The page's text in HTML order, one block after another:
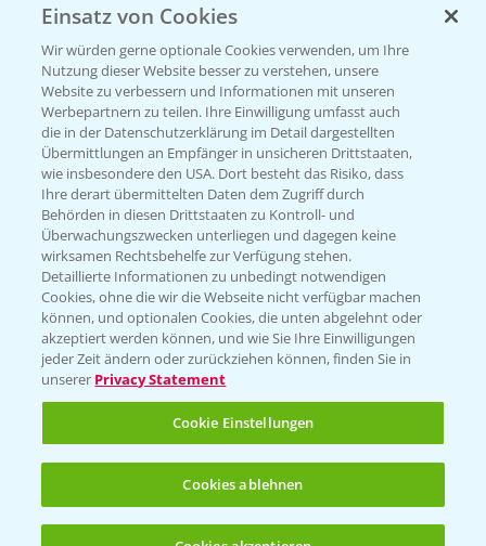
Beratung auf WhatsApp
T.+49 (0)174 346 564 1
KONTAKT
Hilfe in Notfällen
T.+49 (0)214/30-20220
Folgen Sie uns
Einsatz von Cookies
Wir würden gerne optionale Cookies verwenden, um Ihre
Nutzung dieser Website besser zu verstehen, unsere
Website zu verbessern und Informationen mit unseren
Werbepartnern zu teilen. Ihre Einwilligung umfasst auch
die in der Datenschutzerklärung im Detail dargestellten
Übermittlungen an Empfänger in unsicheren Drittstaaten,
wie insbesondere den USA. Dort besteht das Risiko, dass
Ihre derart übermittelten Daten dem Zugriff durch
Behörden in diesen Drittstaaten zu Kontroll- und
Überwachungszwecken unterliegen und dagegen keine
wirksamen Rechtsbehelfe zur Verfügung stehen.
Detaillierte Informationen zu unbedingt notwendigen
Cookies, ohne die wir die Webseite nicht verfügbar machen
können, und optionalen Cookies, die unten abgelehnt oder
akzeptiert werden können, und wie Sie Ihre Einwilligungen
jeder Zeit ändern oder zurückziehen können, finden Sie in
unserer Privacy Statement
Cookie Einstellungen
Cookies ablehnen